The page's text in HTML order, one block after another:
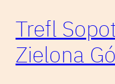
Trefl
Zielona